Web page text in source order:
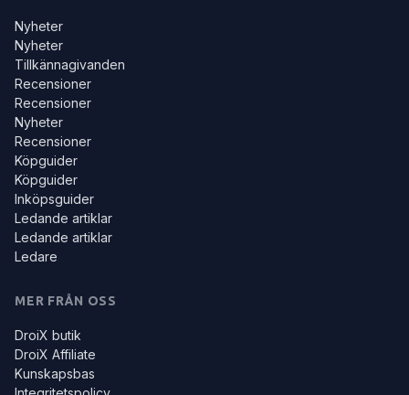
Nyheter
Nyheter
Tillkännagivanden
Recensioner
Recensioner
Nyheter
Recensioner
Köpguider
Köpguider
Inköpsguider
Ledande artiklar
Ledande artiklar
Ledare
MER FRÅN OSS
DroiX butik
DroiX Affiliate
Kunskapsbas